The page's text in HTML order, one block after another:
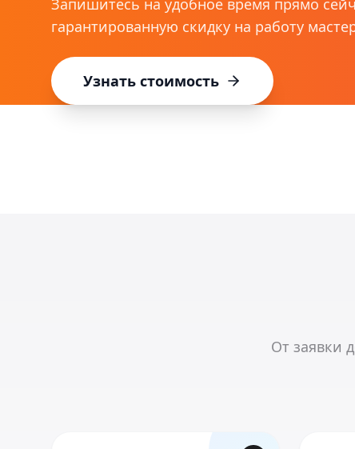
Запишитесь на удобное время прямо
гарантированную скидку на работу
Узнать стоимость
От заявки